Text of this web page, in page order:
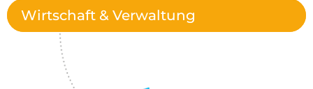
Wirtschaft & Verwaltung